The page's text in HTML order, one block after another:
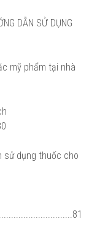
DẪN SỬ DỤNG
mỹ phẩm tại nhà
sử dụng thuốc cho